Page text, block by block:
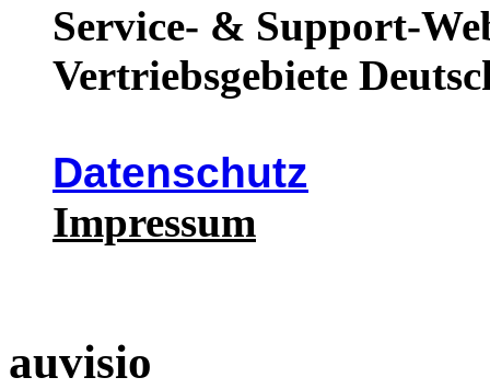
Service- & Support-
Vertriebsgebiete
Datenschutz
Impressum
auvisio